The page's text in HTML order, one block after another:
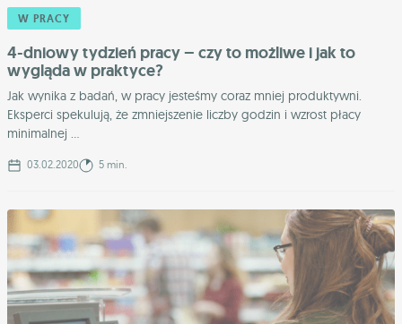
W PRACY
4-dniowy tydzień pracy – czy to możliwe i jak to
wygląda w praktyce?
Jak wynika z badań, w pracy jesteśmy coraz mniej produktywni.
Eksperci spekulują, że zmniejszenie liczby godzin i wzrost płacy
minimalnej ...
03.02.2020 5 min.